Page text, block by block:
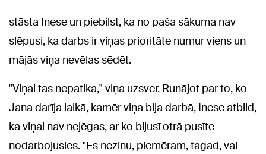
stāsta Inese un piebilst, ka no paša sākuma nav
slēpusi, ka darbs ir viņas prioritāte numur viens un
mājās viņa nevēlas sēdēt.
"Viņai tas nepatika," viņa uzsver. Runājot par to, ko
Jana darīja laikā, kamēr viņa bija darbā, Inese atbild,
ka viņai nav nejēgas, ar ko bijusī otrā pusīte
nodarbojusies. "Es nezinu, piemēram, tagad, vai